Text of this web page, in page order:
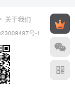
关于我们
号-1